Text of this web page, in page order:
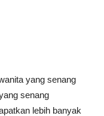
yang senang
senang
lebih banyak